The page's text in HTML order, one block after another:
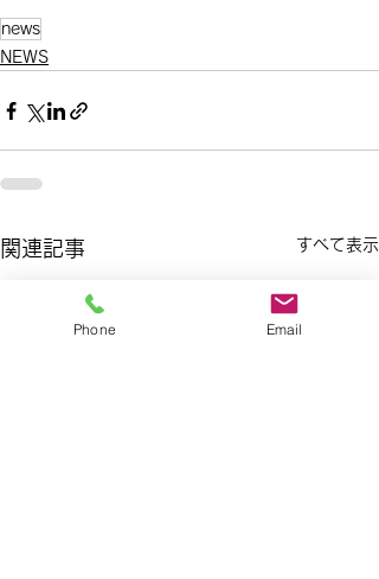
news
NEWS
関連記事 すべて表示
Phone Email